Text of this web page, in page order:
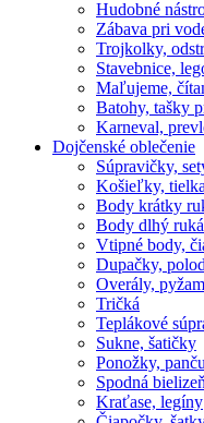
Hudobné
Zábava pri
Trojkolky,
Stavebnice,
Maľujeme,
Batohy, tašky
Karneval,
Dojčenské oblečenie
Súpravičky,
Košieľky, tielka
Body krátky
Body dlhý
Vtipné body,
Dupačky,
Overály,
Tričká
Teplákové
Sukne, šatičky
Ponožky,
Spodná
Kraťase, legíny